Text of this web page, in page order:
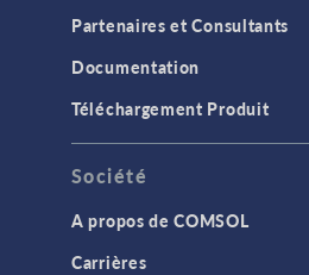
Partenaires et Consultants
Documentation
Téléchargement Produit
Société
A propos de COMSOL
Carrières